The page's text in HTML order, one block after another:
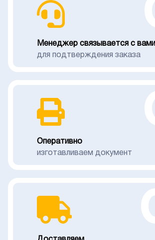
Менеджер связывается с вами
для подтверждения заказа
Оперативно
изготавливаем документ